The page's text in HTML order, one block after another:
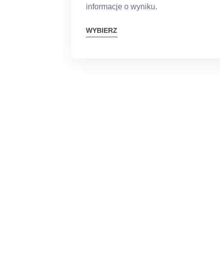
informacje o wyniku.
WYBIERZ